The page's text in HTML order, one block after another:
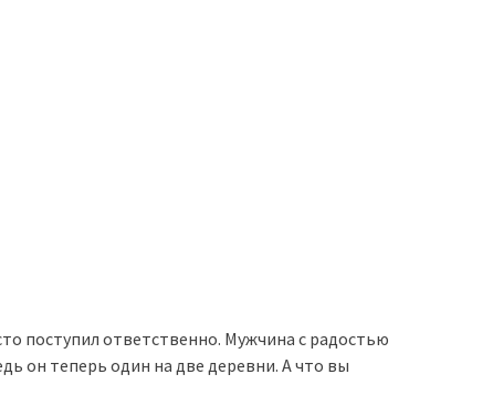
поступил ответственно. Мужчина с радостью
он теперь один на две деревни. А что вы